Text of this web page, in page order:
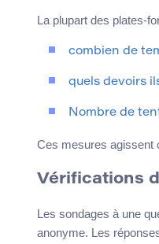
La plupart des plates-
combien de
quels devoirs
Nombre de
Ces mesures agissent
Vérifications
Les sondages à une
anonyme. Les